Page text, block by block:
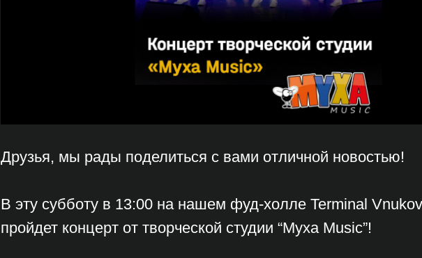
Друзья, мы рады поделиться с вами отличной новостью!
В эту субботу в 13:00 на нашем фуд-холле Terminal
пройдет концерт от творческой студии “Муха Music”!